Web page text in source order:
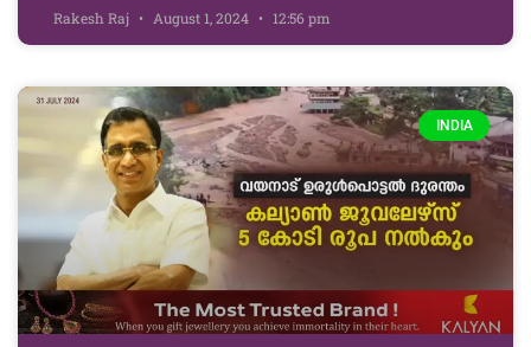
Rakesh Raj August 1, 2024 12:56 pm
INDIA